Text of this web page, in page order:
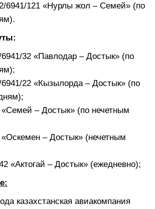
6941/121 «Нурлы жол – Семей» (по
32 «Павлодар – Достык» (по
22 «Кызылорда – Достык» (по
– Достык» (по нечетным
– Достык» (нечетным
«Актогай – Достык» (ежедневно);
казахстанская авиакомпания